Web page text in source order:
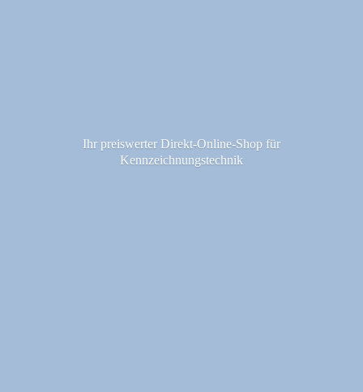
Ihr preiswerter Direkt-Online-Shop für
Kennzeichnungstechnik